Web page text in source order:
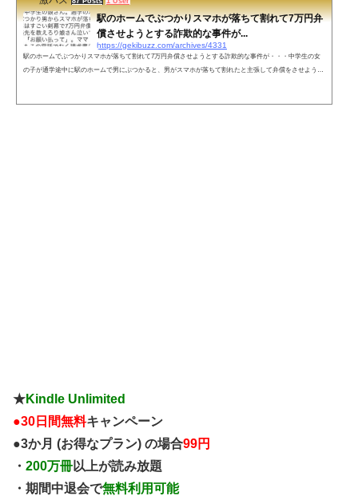
駅のホームでぶつかりスマホが落ちて割れて7万円弁
償させようとする詐欺的な事件が...
https://gekibuzz.com/archives/4331
駅のホームでぶつかりスマホが落ちて割れて7万円弁償させようとする詐欺的な事件が・・・中学生の女
の子が通学途中に駅のホームで男にぶつかると、男がスマホが落ちて割れたと主張して弁償をさせようと
★Kindle Unlimited
●30日間無料キャンペーン
●3か月 (お得なプラン) の場合99円
・ 200万冊以上が読み放題
・期間中退会で無料利用可能